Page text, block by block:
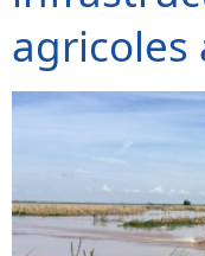
agricoles